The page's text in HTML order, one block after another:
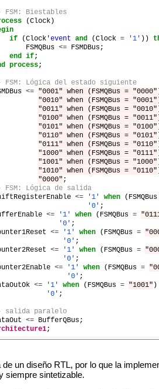
FSM: Biestables
(Clock)
if (Clock'event and (Clock = '1' ))
FSMQBus
<= FSMDBus;
end if;
process;
FSM: Lógica del estado siguiente
<= "0001" when (FSMQBus = "0000"
"0010" when (FSMQBus =
"0011" when (FSMQBus = "0010"
"0100" when (FSMQBus =
"0101" when (FSMQBus = "0100"
"0110" when (FSMQBus = "0101"
"0111" when (FSMQBus = "0110"
"1000" when (FSMQBus = "0111"
"1001" when (FSMQBus = "1000"
"1010" when (FSMQBus = "0110"
"0000" ;
FSM: Lógica de salida
<= '1' when
'0' ;
<= '1' when (FSMQBus =
'0' ;
<= '1' when (FSMQBus =
'0' ;
<= '1' when (FSMQBus =
'0' ;
<= '1' when (FSMQBus =
'0' ;
<= '1' when (FSMQBus = "1001"
'0' ;
salida paralelo
<=
de un diseño RTL, por lo que la
siempre sintetizable.